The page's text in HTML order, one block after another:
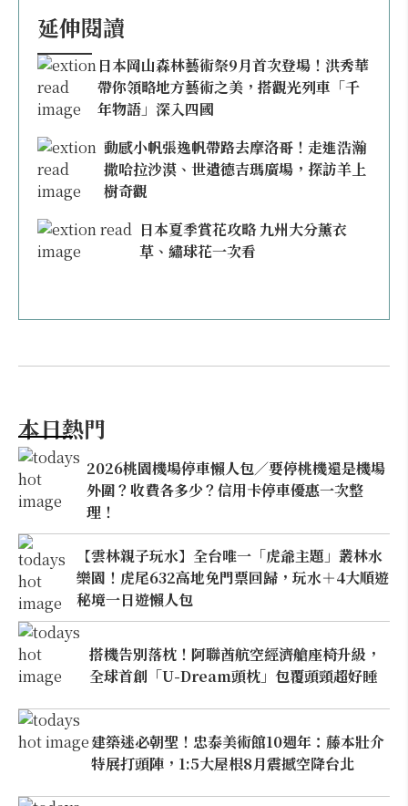
延伸閱讀
日本岡山森林藝術祭9月首次登場！洪秀華
帶你領略地方藝術之美，搭觀光列車「千
年物語」深入四國
動感小帆張逸帆帶路去摩洛哥！走進浩瀚
撒哈拉沙漠、世遺德吉瑪廣場，探訪羊上
樹奇觀
日本夏季賞花攻略 九州大分薰衣
草、繡球花一次看
本日熱門
2026桃園機場停車懶人包／要停桃機還是機場
外圍？收費各多少？信用卡停車優惠一次整
理！
【雲林親子玩水】全台唯一「虎爺主題」叢林水
樂園！虎尾632高地免門票回歸，玩水＋4大順遊
秘境一日遊懶人包
搭機告別落枕！阿聯酋航空經濟艙座椅升級，
全球首創「U-Dream頭枕」包覆頭頸超好睡
建築迷必朝聖！忠泰美術館10週年：藤本壯介
特展打頭陣，1:5大屋根8月震撼空降台北